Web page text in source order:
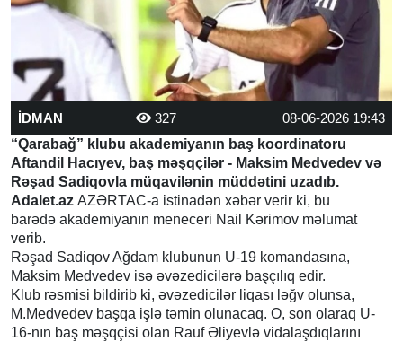
İDMAN 327
08-06-2026 19:43
“Qarabağ” klubu akademiyanın baş koordinatoru
Aftandil Hacıyev, baş məşqçilər - Maksim Medvedev və
Rəşad Sadiqovla müqavilənin müddətini uzadıb.
Adalet.az AZƏRTAC-a istinadən xəbər verir ki, bu
barədə akademiyanın meneceri Nail Kərimov məlumat
verib.
Rəşad Sadiqov Ağdam klubunun U-19 komandasına,
Maksim Medvedev isə əvəzedicilərə başçılıq edir.
Klub rəsmisi bildirib ki, əvəzedicilər liqası ləğv olunsa,
M.Medvedev başqa işlə təmin olunacaq. O, son olaraq U-
16-nın baş məşqçisi olan Rauf Əliyevlə vidalaşdıqlarını